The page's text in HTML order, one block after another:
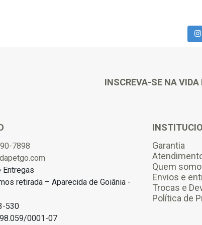
INSCREVA-SE NA VIDA
7898
Entregas
retirada – Aparecida de Goiânia -
530
0001-07
Garantia
Quem
Envios e
Trocas e
Política de